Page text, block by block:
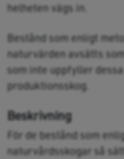
helheten vägs in.
Bestånd som enligt
naturvärden avsätts
som inte uppfyller
produktionsskog.
Beskrivning
För de bestånd som
naturvårdsskogar så